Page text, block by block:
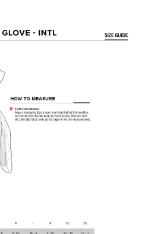
」之契約關係目的，商店將以您的個人
資料之確認、核對及更正。
結：
付 」之結帳頁面顯示為準，若有關於
等相關疑問，請聯繫「AFTEE先享後付
support/home
供之「AFTEE先享後付」服務完成之交
人資料，並將交易相關給付款項請求債
以下網址：
代理人或監護人之同意方可使用
辦者引起之損失，本公司不負相關責
依據個別帳號之用戶狀況，依本公司即
額度不足之情形，本公司將視審查結果
人資訊註冊。若發現惡意使用之情形，
用戶之使用額度並採取法律行動。
)免運費
)免運費